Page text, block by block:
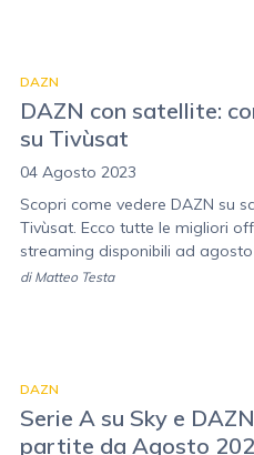
DAZN
DAZN con satellite:
su Tivùsat
04 Agosto 2023
Scopri come vedere DAZN su
Tivùsat. Ecco tutte le migliori
streaming disponibili ad agosto
di Matteo Testa
DAZN
Serie A su Sky e
partite da Agosto